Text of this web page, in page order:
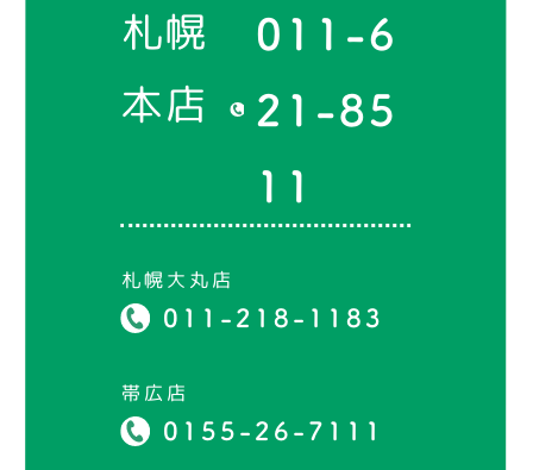
札幌
本店
011-6
21-85
11
札幌大丸店
011-218-1183
帯広店
0155-26-7111